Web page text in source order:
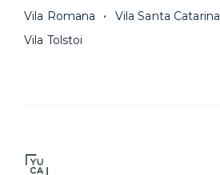
Vila Romana
Vila Santa Catarina
Vila Tolstoi